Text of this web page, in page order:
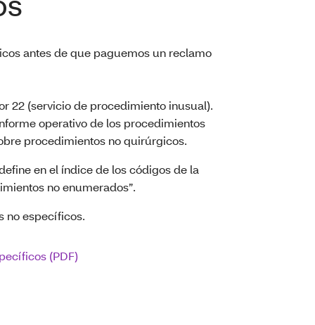
antes de que paguemos un reclamo
22 (servicio de procedimiento inusual).
operativo de los procedimientos
procedimientos no quirúrgicos.
en el índice de los códigos de la
no enumerados”.
no específicos.
(PDF)